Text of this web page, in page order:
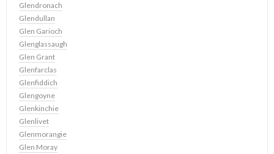
Glendronach
Glendullan
Glen Garioch
Glenglassaugh
Glen Grant
Glenfarclas
Glenfiddich
Glengoyne
Glenkinchie
Glenlivet
Glenmorangie
Glen Moray